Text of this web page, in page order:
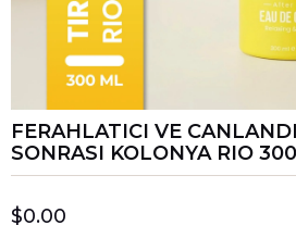
FERAHLATICI VE
SONRASI KOLONYA RIO
$0.00